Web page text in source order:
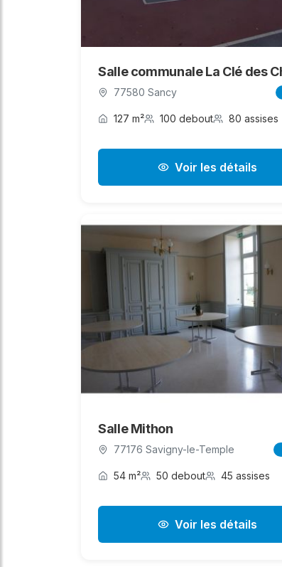
77580 Sancy
127 m² 100 debout 80 assises
Voir les détails
Salle Mithon
77176 Savigny-le-Temple
54 m² 50 debout 45 assises
Voir les détails